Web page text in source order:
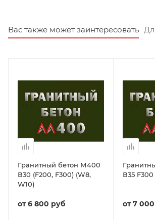
Вас также может заинтересовать
Гранитный бетон М400
В30 (F200, F300) (W8,
W10)
от6 800 руб
В35 F300
от7